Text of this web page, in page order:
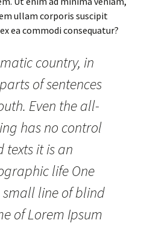
ullam corporis suscipit
ea commodi consequatur?
country, in
of sentences
Even the all-
has no control
it is an
life One
line of blind
of Lorem Ipsum